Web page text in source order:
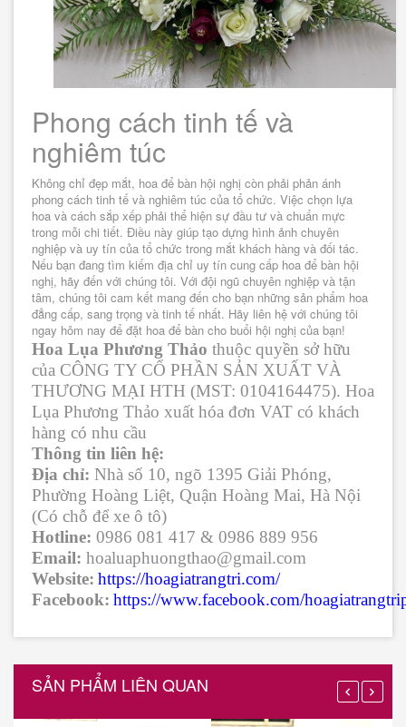
Phong cách tinh tế và
nghiêm túc
Không chỉ đẹp mắt, hoa để bàn hội nghị còn phải phản ánh
phong cách tinh tế và nghiêm túc của tổ chức. Việc chọn lựa
hoa và cách sắp xếp phải thể hiện sự đầu tư và chuẩn mực
trong mỗi chi tiết. Điều này giúp tạo dựng hình ảnh chuyên
nghiệp và uy tín của tổ chức trong mắt khách hàng và đối tác.
Nếu bạn đang tìm kiếm địa chỉ uy tín cung cấp hoa để bàn hội
nghị, hãy đến với chúng tôi. Với đội ngũ chuyên nghiệp và tận
tâm, chúng tôi cam kết mang đến cho bạn những sản phẩm hoa
đẳng cấp, sang trọng và tinh tế nhất. Hãy liên hệ với chúng tôi
ngay hôm nay để đặt hoa để bàn cho buổi hội nghị của bạn!
Hoa Lụa Phương Thảo thuộc quyền sở hữu
của CÔNG TY CỔ PHẦN SẢN XUẤT VÀ
THƯƠNG MẠI HTH (MST: 0104164475). Hoa
Lụa Phương Thảo xuất hóa đơn VAT có khách
hàng có nhu cầu
Thông tin liên hệ:
Địa chỉ: Nhà số 10, ngõ 1395 Giải Phóng,
Phường Hoàng Liệt, Quận Hoàng Mai, Hà Nội
(Có chỗ để xe ô tô)
Hotline: 0986 081 417 & 0986 889 956
Email: hoaluaphuongthao@gmail.com
Website: https://hoagiatrangtri.com/
Facebook: https://www.facebook.com/
SẢN PHẨM LIÊN QUAN